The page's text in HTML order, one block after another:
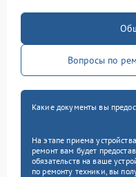
Вопросы по
Какие документы вы
На этапе приема
ремонт вам будет
обязательств на ваше
по ремонту техники, вы